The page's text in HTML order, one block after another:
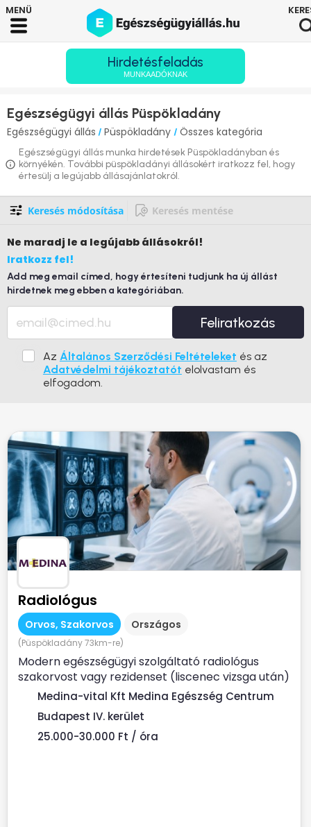
Hirdetésfeladás
MUNKAADÓKNAK
Egészségügyi állás Püspökladány
Egészségügyi állás / Püspökladány / Összes kategória
Egészségügyi állás munka hirdetések Püspökladányban és
környékén. További püspökladányi állásokért iratkozz fel, hogy
értesülj a legújabb állásajánlatokról.
Keresés módosítása Keresés mentése
Ne maradj le a legújabb állásokról!
Iratkozz fel!
Add meg email címed, hogy értesíteni tudjunk ha új állást
hirdetnek meg ebben a kategóriában.
Feliratkozás
Az Általános Szerződési Feltételeket és az
Adatvédelmi tájékoztatót elolvastam és
elfogadom.
Radiológus
Orvos, Szakorvos Országos
(Püspökladány 73km-re)
Modern egészségügyi szolgáltató radiológus
szakorvost vagy rezidenset (liscenec vizsga után)
keres Rendelési...
Medina-vital Kft Medina Egészség Centrum
Budapest IV. kerület
25.000-30.000 Ft / óra